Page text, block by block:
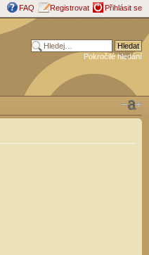
FAQ Registrovat Přihlásit se
Pokročilé hledání